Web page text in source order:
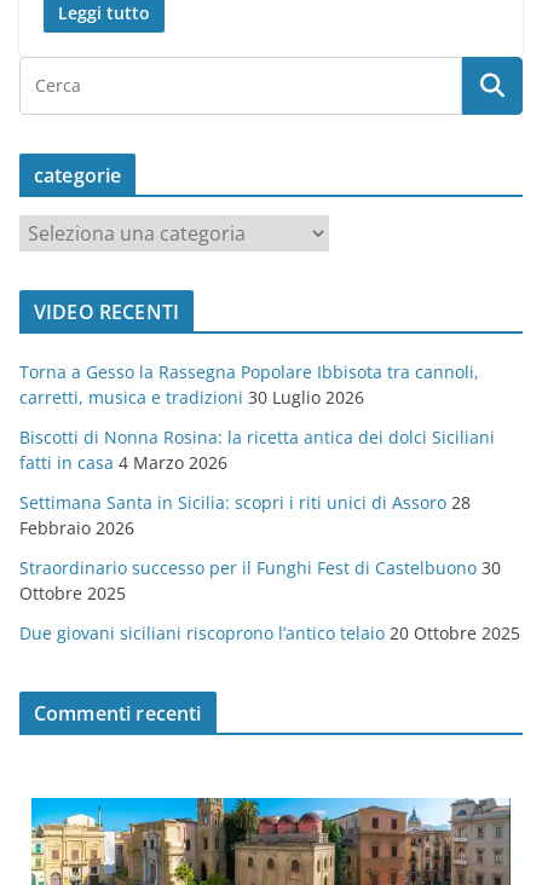
Leggi tutto
categorie
t
o
r
i
e
VIDEO RECENTI
Torna a Gesso la Rassegna Popolare Ibbisota tra cannoli,
carretti, musica e tradizioni 30 Luglio 2026
Biscotti di Nonna Rosina: la ricetta antica dei dolci Siciliani
fatti in casa 4 Marzo 2026
Settimana Santa in Sicilia: scopri i riti unici di Assoro 28
Febbraio 2026
Straordinario successo per il Funghi Fest di Castelbuono 30
Ottobre 2025
Due giovani siciliani riscoprono l’antico telaio 20 Ottobre 2025
Commenti recenti